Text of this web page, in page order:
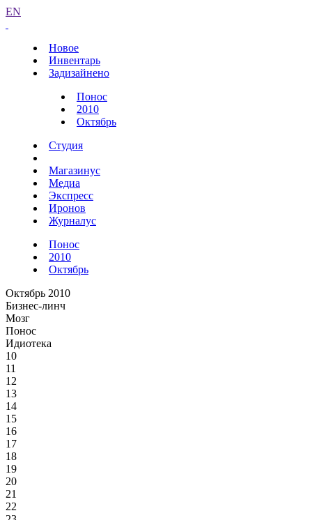
EN
Новое
Инвентарь
Задизайнено
Понос
2010
Октябрь
Студия
Магазинус
Медиа
Экспресс
Иронов
Журналус
Понос
2010
Октябрь
Октябрь 2010
Бизнес-линч
Мозг
Понос
Идиотека
10
11
12
13
14
15
16
17
18
19
20
21
22